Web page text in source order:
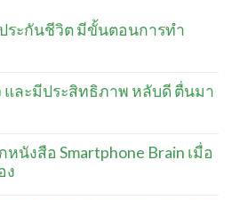
ระกันชีวิต มีขั้นตอนการทำ
และมีประสิทธิภาพ หลับดี ตื่นมา
นังสือ Smartphone Brain เมื่อ
ง